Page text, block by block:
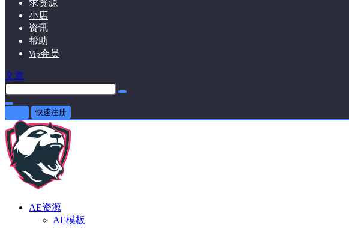
求资源
小店
资讯
帮助
Vip会员
文章
快速注册
AE资源
AE模板